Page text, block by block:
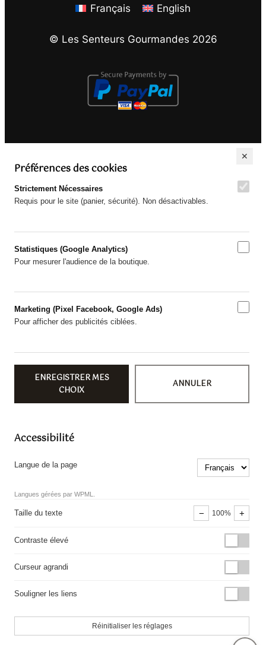
Français English
© Les Senteurs Gourmandes 2026
✕
Préférences des cookies
Strictement Nécessaires
Requis pour le site (panier, sécurité). Non désactivables.
Statistiques (Google Analytics)
Pour mesurer l'audience de la boutique.
Marketing (Pixel Facebook, Google Ads)
Pour afficher des publicités ciblées.
ENREGISTRER MES
CHOIX
ANNULER
Accessibilité
Langue de la page
Langues gérées par WPML.
Taille du texte − 100% +
Contraste élevé
Curseur agrandi
Souligner les liens
Réinitialiser les réglages